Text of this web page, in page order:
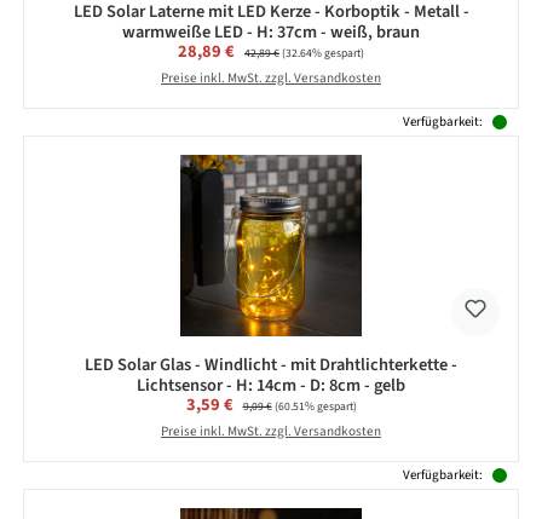
LED Solar Laterne mit LED Kerze - Korboptik - Metall -
warmweiße LED - H: 37cm - weiß, braun
Verkaufspreis:
28,89 € Regulärer Preis:
42,89 €(32.64% gespart)
Preise inkl. MwSt. zzgl. Versandkosten
Verfügbarkeit:
LED Solar Glas - Windlicht - mit Drahtlichterkette -
Lichtsensor - H: 14cm - D: 8cm - gelb
Verkaufspreis:
3,59 € Regulärer Preis:
9,09 €(60.51% gespart)
Preise inkl. MwSt. zzgl. Versandkosten
Verfügbarkeit: